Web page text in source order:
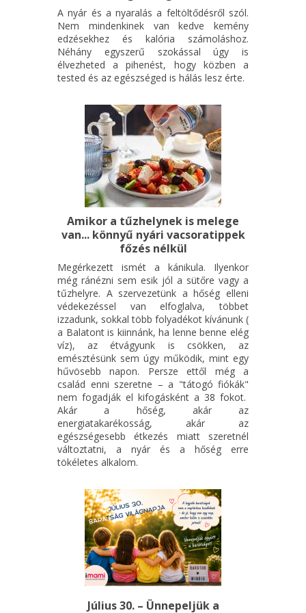
Krisztián szövegkönyve pedig hűen tükrözi a regény
szellemiségét, miközben modern elemekkel gazdagítja a
történetet. Vincze Balázs rendezésének különlegessége,
hogy egyedi vizuális látásmódja mellett a különleges színpadi
mozgások, a koreográfia lesz a szereplők játékának
meghatározó, fontos eleme.
Kihagyhatatlan, igazi családi program minden korosztály
A zenés játék a Proscenium Szerzői Ügynökség engedélyével
kerül bemutatásra.
Szereposztás és jegyvásárlás
A nyár és a nyaralás a feltöltődésről szól.
Nem mindenkinek van kedve kemény
edzésekhez és kalória számoláshoz.
Néhány egyszerű szokással úgy is
élvezheted a pihenést, hogy közben a
tested és az egészséged is hálás lesz érte.
Amikor a tűzhelynek is melege
van... könnyű nyári vacsoratippek
főzés nélkül
Megérkezett ismét a kánikula. Ilyenkor
még ránézni sem esik jól a sütőre vagy a
tűzhelyre. A szervezetünk a hőség elleni
védekezéssel van elfoglalva, többet
izzadunk, sokkal több folyadékot kívánunk (
a Balatont is kiinnánk, ha lenne benne elég
víz), az étvágyunk is csökken, az
emésztésünk sem úgy működik, mint egy
hűvösebb napon. Persze ettől még a
család enni szeretne – a "tátogó fiókák"
nem fogadják el kifogásként a 38 fokot.
Akár a hőség, akár az
energiatakarékosság, akár az
egészségesebb étkezés miatt szeretnél
változtatni, a nyár és a hőség erre
tökéletes alkalom.
Július 30. – Ünnepeljük a